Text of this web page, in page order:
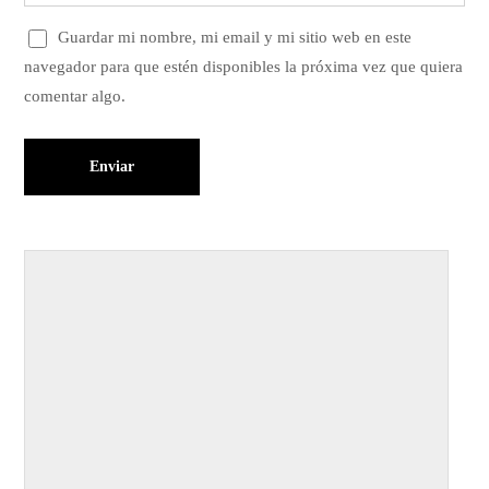
Guardar mi nombre, mi email y mi sitio web en este
navegador para que estén disponibles la próxima vez que quiera
comentar algo.